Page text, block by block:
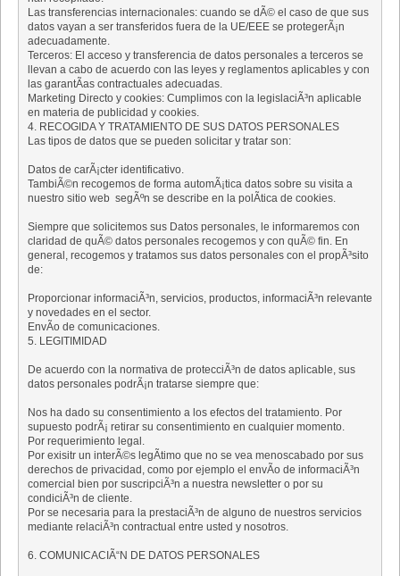
Las transferencias internacionales: cuando se dÃ© el caso de que sus
datos vayan a ser transferidos fuera de la UE/EEE se protegerÃ¡n
adecuadamente.
Terceros: El acceso y transferencia de datos personales a terceros se
llevan a cabo de acuerdo con las leyes y reglamentos aplicables y con
las garantÃ­as contractuales adecuadas.
Marketing Directo y cookies: Cumplimos con la legislaciÃ³n aplicable
en materia de publicidad y cookies.
4. RECOGIDA Y TRATAMIENTO DE SUS DATOS PERSONALES
Las tipos de datos que se pueden solicitar y tratar son:
Datos de carÃ¡cter identificativo.
TambiÃ©n recogemos de forma automÃ¡tica datos sobre su visita a
nuestro sitio web segÃºn se describe en la polÃ­tica de cookies.
Siempre que solicitemos sus Datos personales, le informaremos con
claridad de quÃ© datos personales recogemos y con quÃ© fin. En
general, recogemos y tratamos sus datos personales con el propÃ³sito
de:
Proporcionar informaciÃ³n, servicios, productos, informaciÃ³n relevante
y novedades en el sector.
EnvÃ­o de comunicaciones.
5. LEGITIMIDAD
De acuerdo con la normativa de protecciÃ³n de datos aplicable, sus
datos personales podrÃ¡n tratarse siempre que:
Nos ha dado su consentimiento a los efectos del tratamiento. Por
supuesto podrÃ¡ retirar su consentimiento en cualquier momento.
Por requerimiento legal.
Por exisitr un interÃ©s legÃ­timo que no se vea menoscabado por sus
derechos de privacidad, como por ejemplo el envÃ­o de informaciÃ³n
comercial bien por suscripciÃ³n a nuestra newsletter o por su
condiciÃ³n de cliente.
Por se necesaria para la prestaciÃ³n de alguno de nuestros servicios
mediante relaciÃ³n contractual entre usted y nosotros.
6. COMUNICACIÃ“N DE DATOS PERSONALES